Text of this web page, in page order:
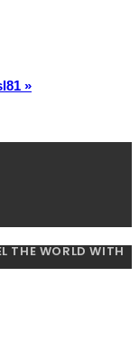
»
THE WORLD WITH